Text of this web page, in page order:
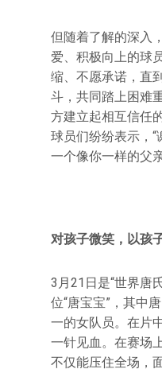
但随着了解的深入
爱、积极向上的球
缩、不愿承诺，直
斗，共同踏上困难
方建立起相互信任
球员们纷纷表示，“
一个像你一样的父亲
对孩子微笑，以孩
3月21日是“世界唐
位“唐宝宝”，其中
一的女队员。在片
一针见血。在赛场
不仅能压住全场，